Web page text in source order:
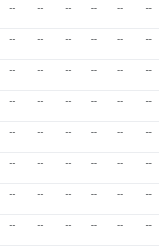
-- -- -- -- -- --
-- -- -- -- -- --
-- -- -- -- -- --
-- -- -- -- -- --
-- -- -- -- -- --
-- -- -- -- -- --
-- -- -- -- -- --
-- -- -- -- -- --